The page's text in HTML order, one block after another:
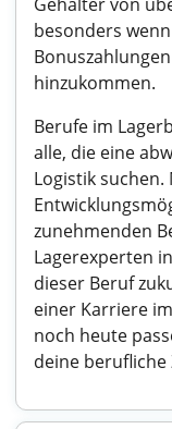
besonders
hinzukommen.
Berufe im
alle, die eine
Logistik
zunehmenden
Lagerexperten
dieser Beruf
einer Karriere
noch heute
deine berufliche